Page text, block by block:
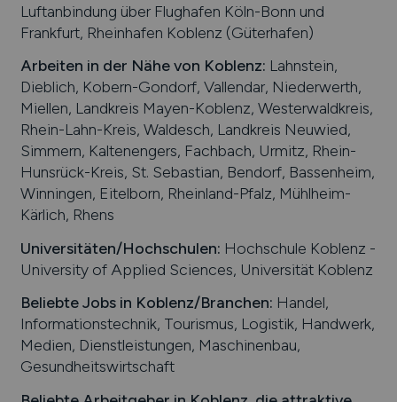
Luftanbindung über Flughafen Köln-Bonn und
Frankfurt, Rheinhafen Koblenz (Güterhafen)
Arbeiten in der Nähe von Koblenz: Lahnstein,
Dieblich, Kobern-Gondorf, Vallendar, Niederwerth,
Miellen, Landkreis Mayen-Koblenz, Westerwaldkreis,
Rhein-Lahn-Kreis, Waldesch, Landkreis Neuwied,
Simmern, Kaltenengers, Fachbach, Urmitz, Rhein-
Hunsrück-Kreis, St. Sebastian, Bendorf, Bassenheim,
Winningen, Eitelborn, Rheinland-Pfalz, Mühlheim-
Kärlich, Rhens
Universitäten/Hochschulen: Hochschule Koblenz -
University of Applied Sciences, Universität Koblenz
Beliebte Jobs in Koblenz/Branchen: Handel,
Informationstechnik, Tourismus, Logistik, Handwerk,
Medien, Dienstleistungen, Maschinenbau,
Gesundheitswirtschaft